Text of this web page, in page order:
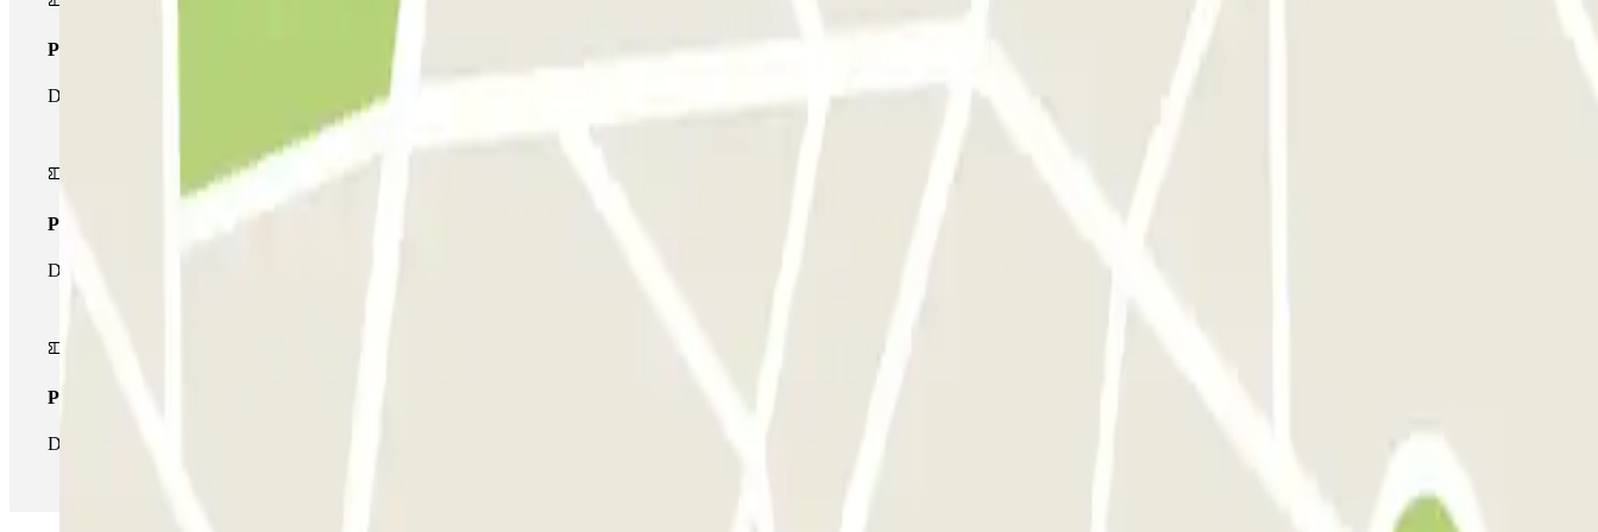
Pass unico
Durante il tuo soggiorno potrai entrare e uscire dal parcheggio una sola volta
Pass multiparking
Durante il tuo soggiorno potrai usufruire dell'intera rete di parcheggi disponibili su Parclick.
Pass illlimitato
Durante il tuo soggiorno potrai entrare e uscire dal parcheggio tutte le volte che vorrai.